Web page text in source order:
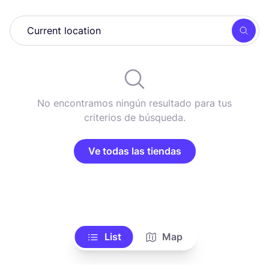
No encontramos ningún resultado para tus
criterios de búsqueda.
Ve todas las tiendas
List Map